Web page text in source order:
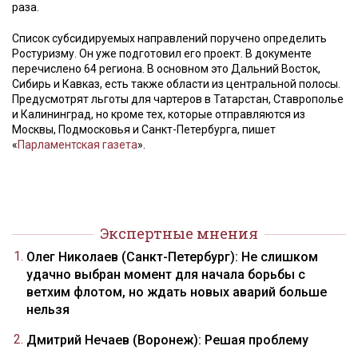
раза.
Список субсидируемых направлений поручено определить
Ростуризму. Он уже подготовил его проект. В документе
перечислено 64 региона. В основном это Дальний Восток,
Сибирь и Кавказ, есть также области из центральной полосы.
Предусмотрят льготы для чартеров в Татарстан, Ставрополье
и Калининград, но кроме тех, которые отправляются из
Москвы, Подмосковья и Санкт-Петербурга, пишет
«Парламентская газета».
Экспертные мнения
Олег Николаев (Санкт-Петербург): Не слишком
удачно выбран момент для начала борьбы с
ветхим флотом, но ждать новых аварий больше
нельзя
Дмитрий Нечаев (Воронеж): Решая проблему